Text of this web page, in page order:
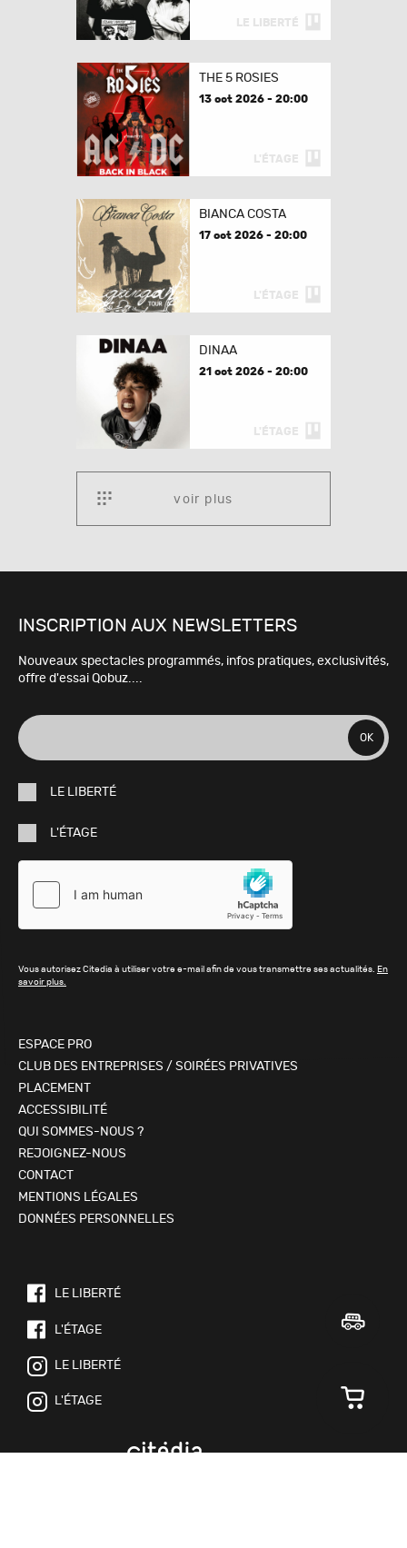
LE LIBERTÉ
THE 5 ROSIES
13 oct 2026 - 20:00
L'ÉTAGE
BIANCA COSTA
17 oct 2026 - 20:00
L'ÉTAGE
DINAA
21 oct 2026 - 20:00
L'ÉTAGE
voir plus
INSCRIPTION AUX NEWSLETTERS
Nouveaux spectacles programmés, infos pratiques, exclusivités,
offre d'essai Qobuz....
mail
OK
LE LIBERTÉ
L'ÉTAGE
Vous autorisez Citedia à utiliser votre e-mail afin de vous transmettre ses actualités. En
savoir plus.
ESPACE PRO
CLUB DES ENTREPRISES / SOIRÉES PRIVATIVES
PLACEMENT
ACCESSIBILITÉ
QUI SOMMES-NOUS ?
REJOIGNEZ-NOUS
CONTACT
MENTIONS LÉGALES
DONNÉES PERSONNELLES
LE LIBERTÉ
L'ÉTAGE
LE LIBERTÉ
L'ÉTAGE